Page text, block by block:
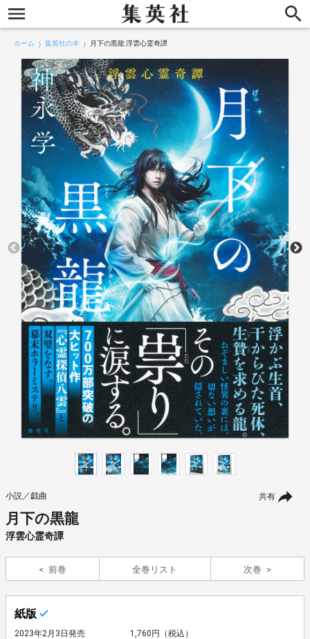
ホーム 集英社の本 月下の黒龍 浮雲心霊奇譚
共有
小説／戯曲
月下の黒龍
浮雲心霊奇譚
前巻 全巻リスト 次巻
紙版
2023年2月3日発売
1,760円（税込）